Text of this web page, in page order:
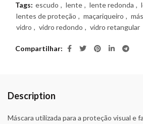
Tags: escudo , lente , lente redonda ,
lentes de proteção , maçariqueiro ,
vidro , vidro redondo , vidro retangular
Compartilhar
Description
Máscara utilizada para a proteção visual e